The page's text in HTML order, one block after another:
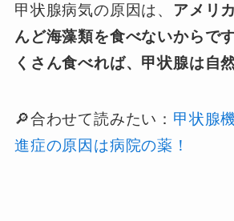
甲状腺病気の原因は、 アメリ
んど海藻類を食べないからで
くさん食べれば、甲状腺は自
🔎合わせて読みたい： 甲状腺
進症の原因は病院の薬！